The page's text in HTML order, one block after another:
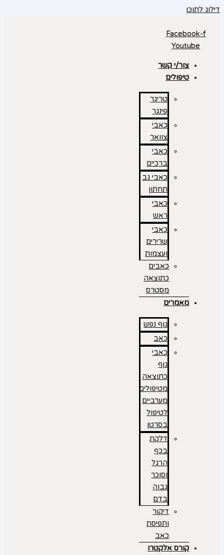
דילוג לתוכן
Facebook-f
Youtube
צור/י קשר
טיפולים
טריגר
פינגר
כאבי
צוואר
כאבי
ברכיים
כאבי גב
תחתון
כאבי
ראש
כאבי
שרירים
ועצמות
כאבים
כתוצאה
מסטרס
מאמרים
גוף נפש
כאב
כאבי
גוף
כתוצאה
מטיפולים
מערביים
לטיפול
בסרטן
דלקת
בכף
הרגל
וסוכר
גבוה
בדם
דיקור
ותפיסת
כאב
קורס אלקטרו